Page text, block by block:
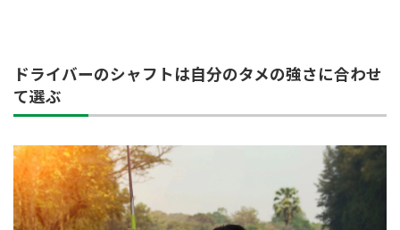
ドライバーのシャフトは自分のタメの強さに合わせ
て選ぶ